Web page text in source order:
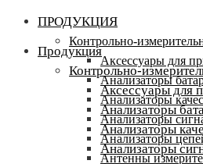
ПРОДУКЦИЯ
Контрольно-
Аксессуары для
Анализаторы
Анализаторы
Анализаторы
Анализаторы
Антенны
Продукция
Контрольно-
Аксессуары для
Анализаторы
Анализаторы
Анализаторы